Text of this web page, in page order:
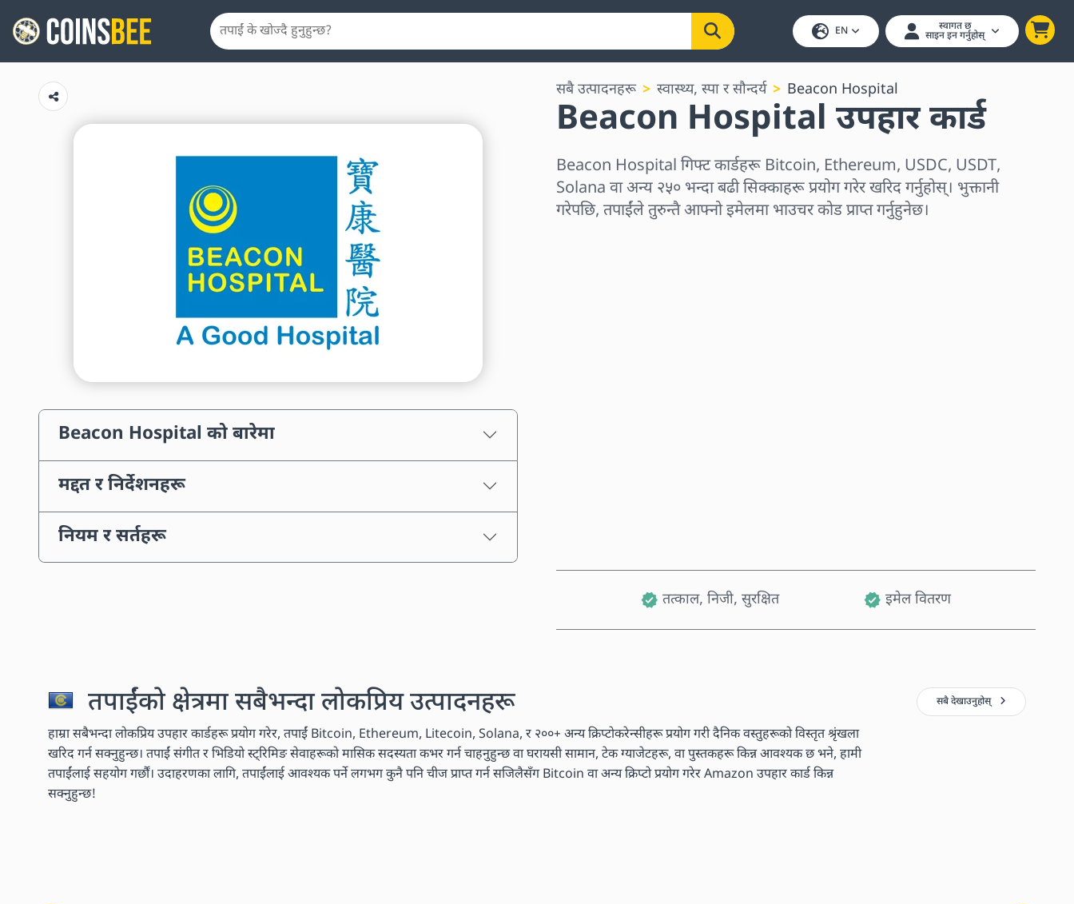
EN स्वागत छ
साइन इन गर्नुहोस्
Beacon Hospital को बारेमा
मद्दत र निर्देशनहरू
नियम र सर्तहरू
सबै उत्पादनहरू स्वास्थ्य, स्पा र सौन्दर्य Beacon Hospital
Beacon Hospital उपहार कार्ड
Beacon Hospital गिफ्ट कार्डहरू Bitcoin, Ethereum, USDC, USDT,
Solana वा अन्य २५० भन्दा बढी सिक्काहरू प्रयोग गरेर खरिद गर्नुहोस्। भुक्तानी
गरेपछि, तपाईंले तुरुन्तै आफ्नो इमेलमा भाउचर कोड प्राप्त गर्नुहुनेछ।
तत्काल, निजी, सुरक्षित इमेल वितरण
तपाईंको क्षेत्रमा सबैभन्दा लोकप्रिय उत्पादनहरू
हाम्रा सबैभन्दा लोकप्रिय उपहार कार्डहरू प्रयोग गरेर, तपाईं Bitcoin, Ethereum, Litecoin, Solana, र २००+ अन्य क्रिप्टोकरेन्सीहरू प्रयोग गरी दैनिक वस्तुहरूको विस्तृत श्रृंखला
खरिद गर्न सक्नुहुन्छ। तपाईं संगीत र भिडियो स्ट्रिमिङ सेवाहरूको मासिक सदस्यता कभर गर्न चाहनुहुन्छ वा घरायसी सामान, टेक ग्याजेटहरू, वा पुस्तकहरू किन्न आवश्यक छ भने, हामी
तपाईंलाई सहयोग गर्छौं। उदाहरणका लागि, तपाईंलाई आवश्यक पर्ने लगभग कुनै पनि चीज प्राप्त गर्न सजिलैसँग Bitcoin वा अन्य क्रिप्टो प्रयोग गरेर Amazon उपहार कार्ड किन्न
सक्नुहुन्छ!
सबै देखाउनुहोस्